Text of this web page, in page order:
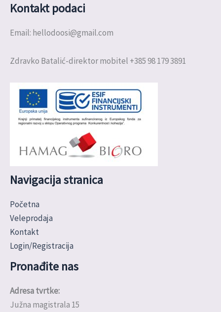
Kontakt podaci
Email: hellodoosi@gmail.com
Zdravko Batalić-direktor mobitel +385 98 179 3891
Navigacija stranica
Početna
Veleprodaja
Kontakt
Login/Registracija
Pronađite nas
Adresa tvrtke:
Južna magistrala 15